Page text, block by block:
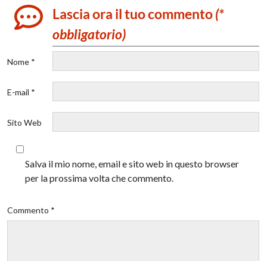
Lascia ora il tuo commento(*
obbligatorio)
Nome *
E-mail *
Sito Web
Salva il mio nome, email e sito web in questo browser
per la prossima volta che commento.
Commento *